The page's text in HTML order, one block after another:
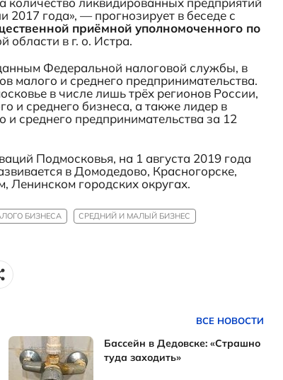
2017 года», — прогнозирует в беседе с
приёмной уполномоченного по
области в г. о. Истра.
Федеральной налоговой службы, в
малого и среднего предпринимательства.
в числе лишь трёх регионов России,
и среднего бизнеса, а также лидер в
среднего предпринимательства за 12
Подмосковья, на 1 августа 2019 года
в Домодедово, Красногорске,
Ленинском городских округах.
БИЗНЕСА
СРЕДНИЙ И МАЛЫЙ БИЗНЕС
ВСЕ НОВОСТИ
Бассейн в Дедовске: «Страшно
туда заходить»